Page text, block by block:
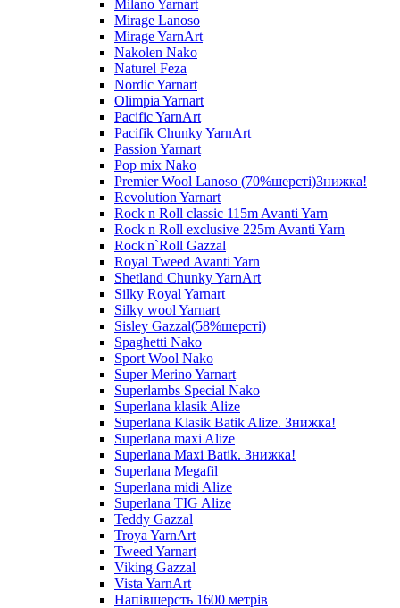
Milano Yarnart
Mirage Lanoso
Mirage YarnArt
Nakolen Nako
Naturel Feza
Nordic Yarnart
Olimpia Yarnart
Pacific YarnArt
Pacifik Chunky YarnArt
Passion Yarnart
Pop mix Nako
Premier Wool Lanoso (70%шерсті)Знижка!
Revolution Yarnart
Rock n Roll classic 115m Avanti Yarn
Rock n Roll exclusive 225m Avanti Yarn
Rock'n`Roll Gazzal
Royal Tweed Avanti Yarn
Shetland Chunky YarnArt
Silky Royal Yarnart
Silky wool Yarnart
Sisley Gazzal(58%шерсті)
Spaghetti Nako
Sport Wool Nako
Super Merino Yarnart
Superlambs Special Nako
Superlana klasik Alize
Superlana Klasik Batik Alize. Знижка!
Superlana maxi Alize
Superlana Maxi Batik. Знижка!
Superlana Megafil
Superlana midi Alize
Superlana TIG Alize
Teddy Gazzal
Troya YarnArt
Tweed Yarnart
Viking Gazzal
Vista YarnArt
Напівшерсть 1600 метрів